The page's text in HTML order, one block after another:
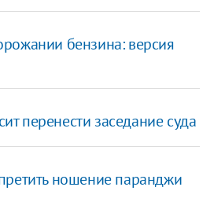
бензина: версия
перенести заседание суда
ношение паранджи